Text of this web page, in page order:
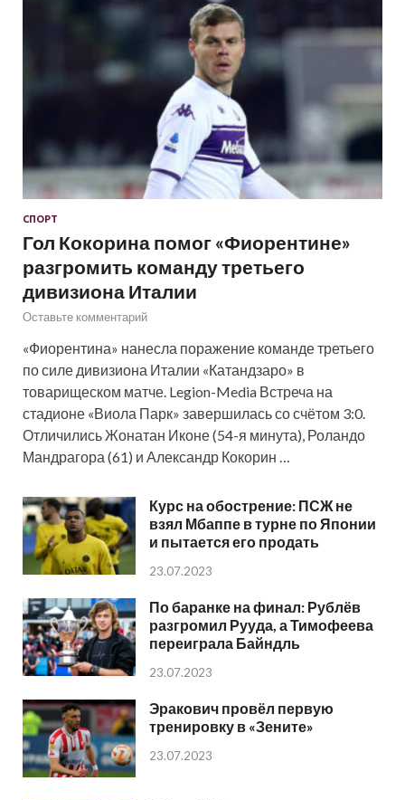
СПОРТ
Гол Кокорина помог «Фиорентине»
разгромить команду третьего
дивизиона Италии
Оставьте комментарий
«Фиорентина» нанесла поражение команде третьего
по силе дивизиона Италии «Катандзаро» в
товарищеском матче. Legion-Media Встреча на
стадионе «Виола Парк» завершилась со счётом 3:0.
Отличились Жонатан Иконе (54-я минута), Роландо
Мандрагора (61) и Александр Кокорин …
Курс на обострение: ПСЖ не
взял Мбаппе в турне по Японии
и пытается его продать
23.07.2023
По баранке на финал: Рублёв
разгромил Рууда, а Тимофеева
переиграла Байндль
23.07.2023
Эракович провёл первую
тренировку в «Зените»
23.07.2023